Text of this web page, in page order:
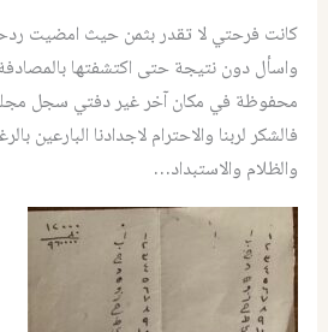
كانت فرحتي لا تقدر بثمن حيث امضيت
واسأل دون نتيجة حتى اكتشفتها
محفوظة في مكان آخر غير دفتي سجل مجلد
فالشكر لربنا والاحترام لاجدادنا البارعين
والظلام والاستبداد…